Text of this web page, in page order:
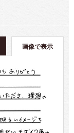
画像で表示